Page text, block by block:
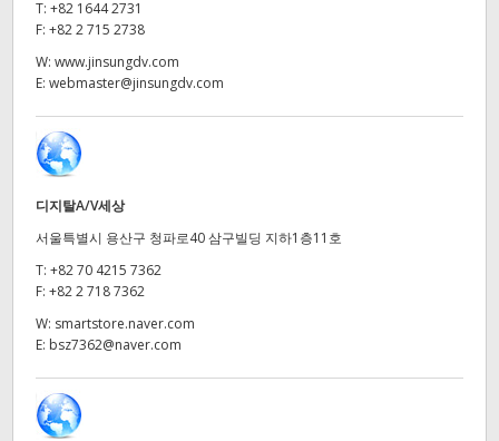
India
Italy
Japan
Mexico
Malaysia
Netherlands
T: +82 1644 2731
F: +82 2 715 2738
W: www.jinsungdv.com
E: webmaster@jinsungdv.com
디지탈A/V세상
서울특별시 용산구 청파로40 삼구빌딩 지하1층11호
T: +82 70 4215 7362
F: +82 2 718 7362
W: smartstore.naver.com
E: bsz7362@naver.com